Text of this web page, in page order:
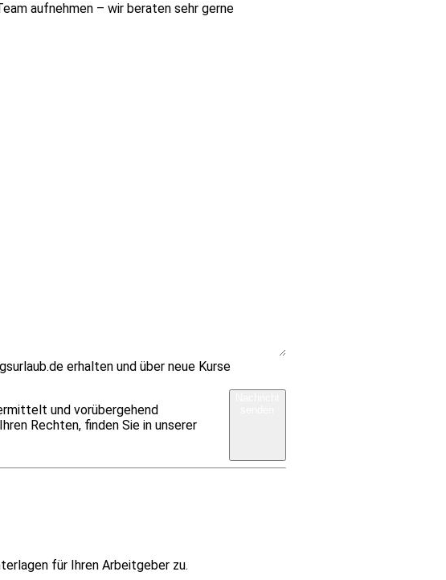
aufnehmen – wir beraten sehr gerne
erhalten und über neue Kurse
und vorübergehend
Rechten, finden Sie in unserer
für Ihren Arbeitgeber zu.